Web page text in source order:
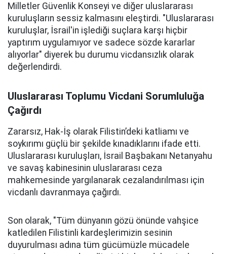
Milletler Güvenlik Konseyi ve diğer uluslararası
kuruluşların sessiz kalmasını eleştirdi. "Uluslararası
kuruluşlar, İsrail'in işlediği suçlara karşı hiçbir
yaptırım uygulamıyor ve sadece sözde kararlar
alıyorlar" diyerek bu durumu vicdansızlık olarak
değerlendirdi.
Uluslararası Toplumu Vicdani Sorumluluğa
Çağırdı
Zararsız, Hak-İş olarak Filistin’deki katliamı ve
soykırımı güçlü bir şekilde kınadıklarını ifade etti.
Uluslararası kuruluşları, İsrail Başbakanı Netanyahu
ve savaş kabinesinin uluslararası ceza
mahkemesinde yargılanarak cezalandırılması için
vicdanlı davranmaya çağırdı.
Son olarak, "Tüm dünyanın gözü önünde vahşice
katledilen Filistinli kardeşlerimizin sesinin
duyurulması adına tüm gücümüzle mücadele